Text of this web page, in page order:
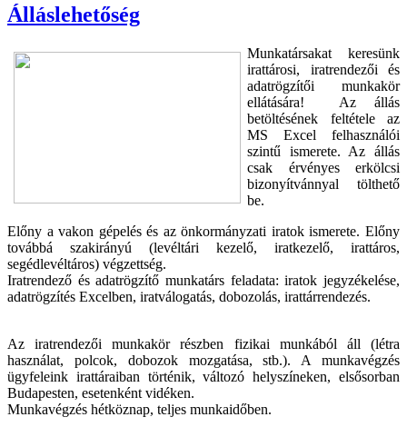
Álláslehetőség
Munkatársakat keresünk
irattárosi, iratrendezői és
adatrögzítői munkakör
ellátására! Az állás
betöltésének feltétele az
MS Excel felhasználói
szintű ismerete. Az állás
csak érvényes erkölcsi
bizonyítvánnyal tölthető
be.
Előny a vakon gépelés és az önkormányzati iratok ismerete. Előny
továbbá szakirányú (levéltári kezelő, iratkezelő, irattáros,
segédlevéltáros) végzettség.
Iratrendező és adatrögzítő munkatárs feladata: iratok jegyzékelése,
adatrögzítés Excelben, iratválogatás, dobozolás, irattárrendezés.
Az iratrendezői munkakör részben fizikai munkából áll (létra
használat, polcok, dobozok mozgatása, stb.). A munkavégzés
ügyfeleink irattáraiban történik, változó helyszíneken, elsősorban
Budapesten, esetenként vidéken.
Munkavégzés hétköznap, teljes munkaidőben.